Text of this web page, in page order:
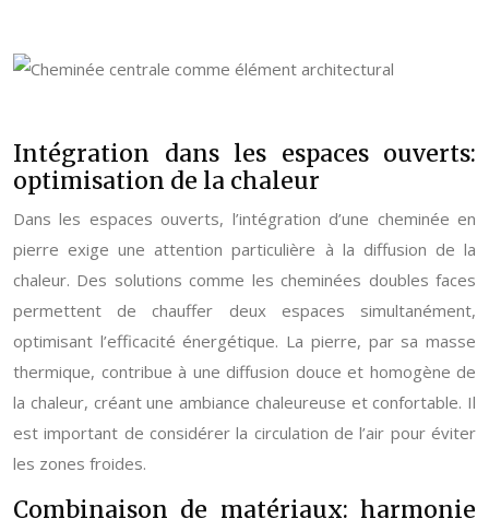
Intégration dans les espaces ouverts:
optimisation de la chaleur
Dans les espaces ouverts, l’intégration d’une cheminée en
pierre exige une attention particulière à la diffusion de la
chaleur. Des solutions comme les cheminées doubles faces
permettent de chauffer deux espaces simultanément,
optimisant l’efficacité énergétique. La pierre, par sa masse
thermique, contribue à une diffusion douce et homogène de
la chaleur, créant une ambiance chaleureuse et confortable. Il
est important de considérer la circulation de l’air pour éviter
les zones froides.
Combinaison de matériaux: harmonie